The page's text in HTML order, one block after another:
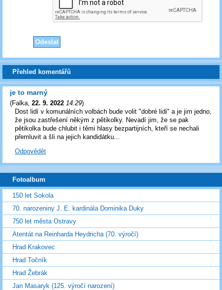
Přehled komentářů
je to marný
(Falka 22. 9. 2022 14:29)
Dost lidí v komunálních volbách bude volit "dobré lidi" a je jim jedno,
že jsou zastřešení někým z pětikolky. Nevadí jim, že se pak
pětikolka bude chlubit i těmi hlasy bezpartijních, kteří se nechali
přemluvit a šli na jejich kandidátku...
Odpovědět
Fotoalbum
150 let Sokola
70. narozeniny J. E. kardinála Dominika Duky
750 let města Ostravy
Atentát na Reinharda Heydricha (70. výročí)
Hrad Krakovec
Hrad Točník
Hrad Žebrák
Jan Masaryk (125. výročí narození)